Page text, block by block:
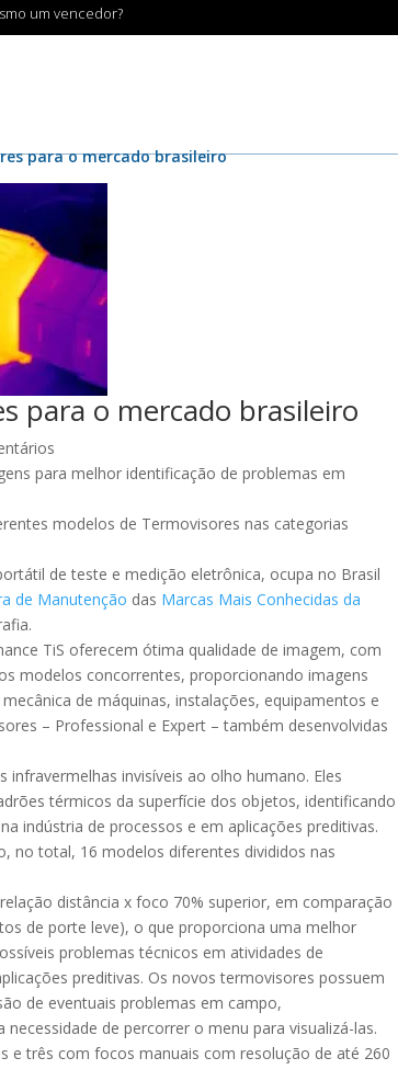
um vencedor?
para o mercado brasileiro
para o mercado brasileiro
para melhor identificação de problemas em
modelos de Termovisores nas categorias
de teste e medição eletrônica, ocupa no Brasil
de Manutenção das Marcas Mais Conhecidas da
TiS oferecem ótima qualidade de imagem, com
modelos concorrentes, proporcionando imagens
de máquinas, instalações, equipamentos e
– Professional e Expert – também desenvolvidas
invisíveis ao olho humano. Eles
térmicos da superfície dos objetos, identificando
indústria de processos e em aplicações preditivas.
no total, 16 modelos diferentes divididos nas
distância x foco 70% superior, em comparação
de porte leve), o que proporciona uma melhor
problemas técnicos em atividades de
preditivas. Os novos termovisores possuem
de eventuais problemas em campo,
de percorrer o menu para visualizá-las.
três com focos manuais com resolução de até 260